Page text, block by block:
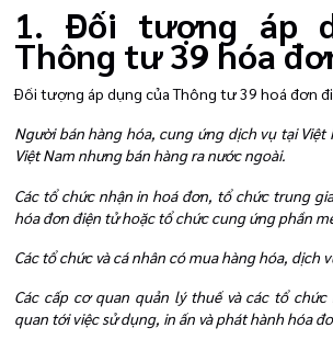
1. Đối tượng áp
Thông tư 39 hóa
Đối tượng áp dụng của Thông tư 39 hoá đơn
Người bán hàng hóa, cung ứng dịch vụ tại Việt
Việt Nam nhưng bán hàng ra nước ngoài.
Các tổ chức nhận in hoá đơn, tổ chức trung
hóa đơn điện tử hoặc tổ chức cung ứng phần
Các tổ chức và cá nhân có mua hàng hóa, dịch
Các cấp cơ quan quản lý thuế và các tổ
quan tới việc sử dụng, in ấn và phát hành hóa